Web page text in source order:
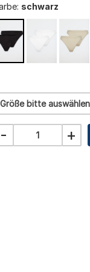
schwarz
Größe bitte auswählen
- +